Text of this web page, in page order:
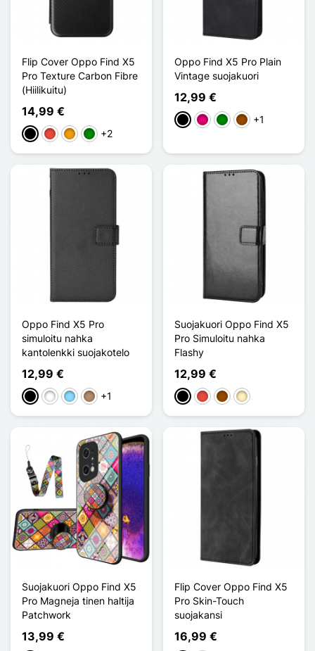
Flip Cover Oppo Find X5
Pro Texture Carbon Fibre
(Hiilikuitu)
14,99 €
MustaPunainen
OranssiVihreä
+2
Oppo Find X5 Pro Plain
Vintage suojakuori
12,99 €
MustaMagenta
VihreäRuskea
+1
Oppo Find X5 Pro
simuloitu nahka
kantolenkki suojakotelo
12,99 €
MustaValkoinen
Bleu ClairHarmaanruskea
+1
Suojakuori Oppo Find X5
Pro Simuloitu nahka
Flashy
12,99 €
MustaPunainen
Ruskea
Doré
Suojakuori Oppo Find X5
Pro Magneja tinen haltija
Patchwork
13,99 €
Flip Cover Oppo Find X5
Pro Skin-Touch
suojakansi
16,99 €